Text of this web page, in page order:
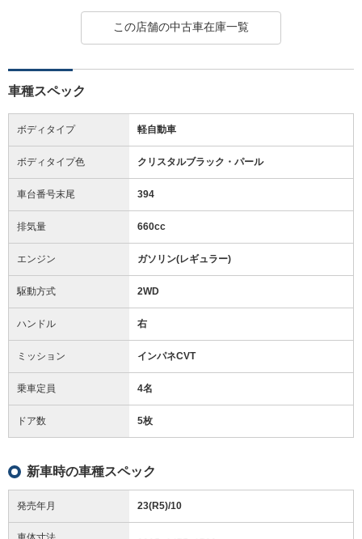
この店舗の中古車在庫一覧
車種スペック
ボディタイプ 軽自動車
ボディタイプ色 クリスタルブラック・パール
車台番号末尾 394
排気量 660cc
エンジン ガソリン(レギュラー)
駆動方式 2WD
ハンドル 右
ミッション インパネCVT
乗車定員 4名
ドア数 5枚
新車時の車種スペック
発売年月 23(R5)/10